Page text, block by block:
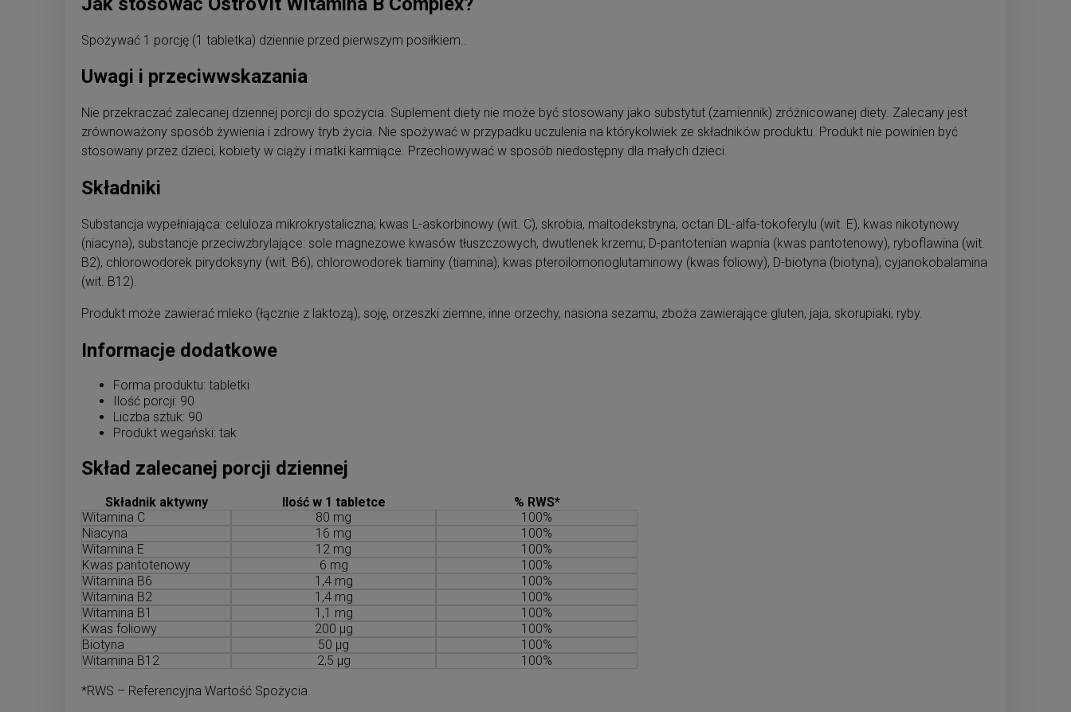
Spożywać 1 porcję (1 tabletka) dziennie przed pierwszym posiłkiem..
Uwagi i przeciwwskazania
Nie przekraczać zalecanej dziennej porcji do spożycia. Suplement diety nie może być stosowany jako substytut (zamiennik) zróżnicowanej diety. Zalecany jest
zrównoważony sposób żywienia i zdrowy tryb życia. Nie spożywać w przypadku uczulenia na którykolwiek ze składników produktu. Produkt nie powinien być
stosowany przez dzieci, kobiety w ciąży i matki karmiące. Przechowywać w sposób niedostępny dla małych dzieci.
Składniki
Substancja wypełniająca: celuloza mikrokrystaliczna; kwas L-askorbinowy (wit. C), skrobia, maltodekstryna, octan DL-alfa-tokoferylu (wit. E), kwas nikotynowy
(niacyna), substancje przeciwzbrylające: sole magnezowe kwasów tłuszczowych, dwutlenek krzemu; D-pantotenian wapnia (kwas pantotenowy), ryboflawina (wit.
B2), chlorowodorek pirydoksyny (wit. B6), chlorowodorek tiaminy (tiamina), kwas pteroilomonoglutaminowy (kwas foliowy), D-biotyna (biotyna), cyjanokobalamina
(wit. B12).
Produkt może zawierać mleko (łącznie z laktozą), soję, orzeszki ziemne, inne orzechy, nasiona sezamu, zboża zawierające gluten, jaja, skorupiaki, ryby.
Informacje dodatkowe
Forma produktu: tabletki
Ilość porcji: 90
Liczba sztuk: 90
Produkt wegański: tak
Skład zalecanej porcji dziennej
Składnik aktywny Ilość w 1 tabletce
% RWS*
Witamina C
80 mg
100%
Niacyna
16 mg
100%
Witamina E
12 mg
100%
Kwas pantotenowy
6 mg
100%
Witamina B6
1,4 mg
100%
Witamina B2
1,4 mg
100%
Witamina B1
1,1 mg
100%
Kwas foliowy
200 µg
100%
Biotyna
50 µg
100%
Witamina B12
2,5 µg
100%
*RWS – Referencyjna Wartość Spożycia.